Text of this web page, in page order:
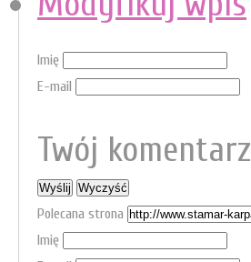
Imię
E-mail
Twój komentarz
Polecana strona
Imię